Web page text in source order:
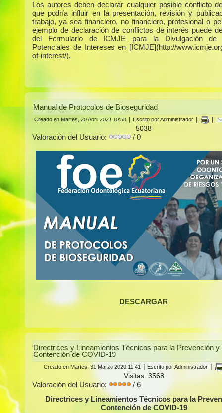
Los autores deben declarar cualquier posible conflicto
que podría influir en la presentación, revisión y
trabajo, ya sea financiero, no financiero, profesional o
ejemplo de declaración de conflictos de interés puede
del Formulario de ICMJE para la Divulgación de
Potenciales de Intereses en [ICMJE](http://
of-interest/).
Manual de Protocolos de Bioseguridad
Creado en Martes, 20 Abril 2021 10:58 Escrito por Administrador
5038
Valoración del Usuario: / 0
DESCARGAR
Directrices y Lineamientos Técnicos para la Prevención y
Contención de COVID-19
Creado en Martes, 31 Marzo 2020 11:41 Escrito por Administrador
Visitas: 3568
Valoración del Usuario:
/ 6
Directrices y Lineamientos Técnicos para la
Contención de COVID-19